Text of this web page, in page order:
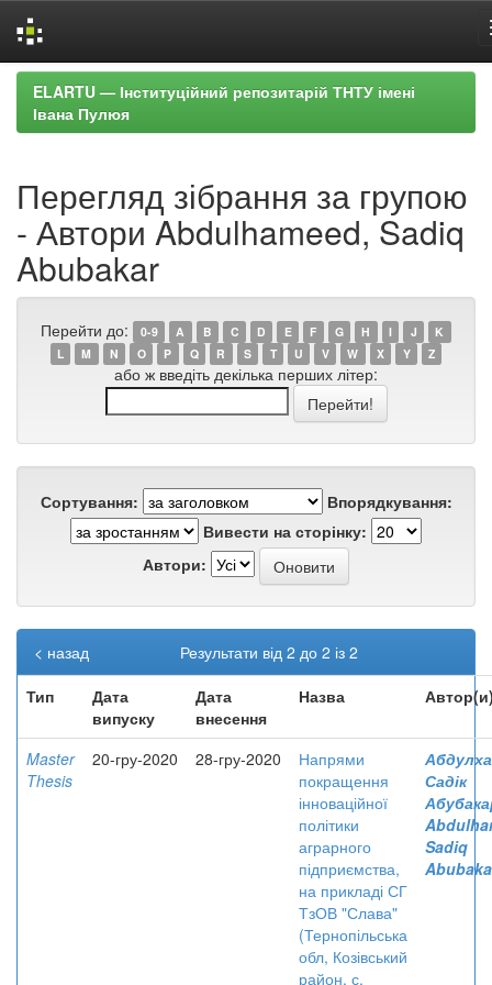
Skip
navigation
ELARTU — Інституційний репозитарій ТНТУ імені
Івана Пулюя
Перегляд зібрання за групою
- Автори Abdulhameed, Sadiq
Abubakar
Перейти до: 0-9 A B C D E F G H I J
K
L
M N O P Q R S T U V W X Y Z
або ж введіть декілька перших літер:
Сортування:
Впорядкування:
Вивести на сторінку:
Автори:
Результати від 2 до 2 із 2
< назад
Тип
Дата
випуску
Дата
внесення
Назва
Master
Thesis
20-гру-2020 28-гру-2020
Напрями
покращення
інноваційної
політики
аграрного
підприємства,
на прикладі СГ
ТзОВ "Слава"
(Тернопільська
обл, Козівський
район, с.
Садік
Sadiq